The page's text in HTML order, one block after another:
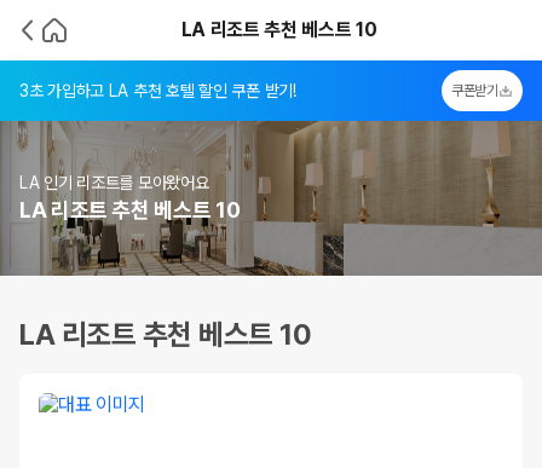
LA 리조트 추천 베스트 10
3초 가입하고 LA 추천 호텔 할인 쿠폰 받기! 쿠폰받기
LA 인기 리조트를 모아왔어요
LA 리조트 추천 베스트 10
LA 리조트 추천 베스트 10